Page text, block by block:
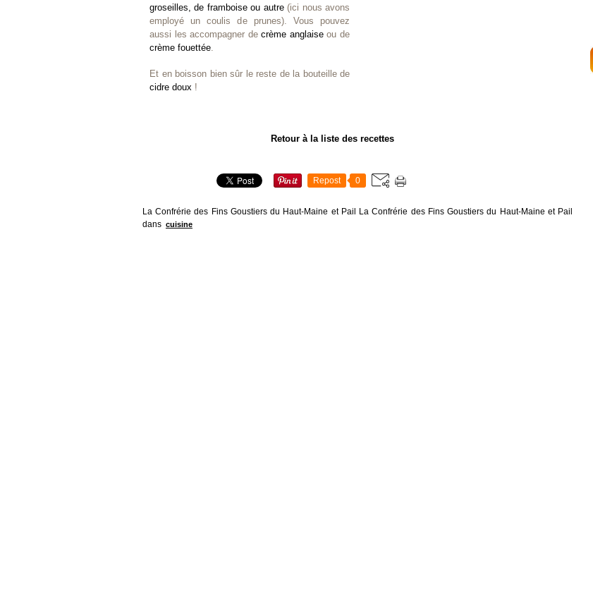
groseilles, de framboise ou autre(ici nous avons
employé un coulis de prunes). Vous pouvez
aussi les accompagner decrème anglaiseou de
crème fouettée.
Et en boisson bien sûr le reste de la bouteille de
cidre doux !
Retour à la liste des recettes
Repost 0
La Confrérie des Fins Goustiers du Haut-Maine et Pail La Confrérie des Fins Goustiers du Haut-Maine et Pail
dans cuisine